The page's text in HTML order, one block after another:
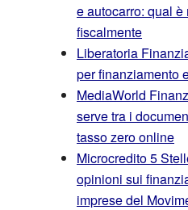
e autocarro: qual
fiscalmente
Liberatoria
per finanziamento
MediaWorld
serve tra i
tasso zero online
Microcredito 5
opinioni sui
imprese del